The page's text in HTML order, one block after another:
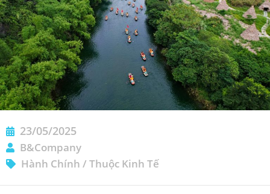
23/05/2025
B&Company
Hành Chính / Thuộc Kinh Tế